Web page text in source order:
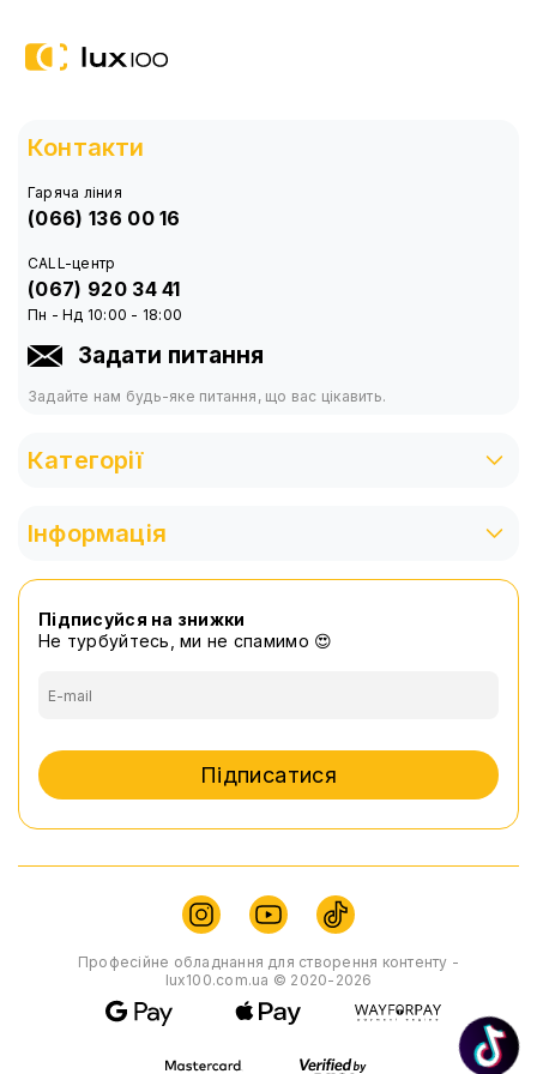
Контакти
Гаряча ліния
(066) 136 00 16
CALL-центр
(067) 920 34 41
Пн - Нд 10:00 - 18:00
Задати питання
Задайте нам будь-яке питання, що вас цікавить.
Категорії
Інформація
Підписуйся на знижки
Не турбуйтесь, ми не спамимо 😍
Підписатися
Професійне обладнання для створення контенту -
lux100.com.ua © 2020-2026